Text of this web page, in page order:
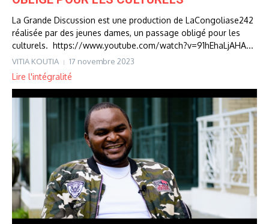
La Grande Discussion est une production de LaCongoliase242
réalisée par des jeunes dames, un passage obligé pour les
culturels. https://www.youtube.com/watch?v=91hEhaLjAHA...
VITIA KOUTIA 17 novembre 2023
Lire l'intégralité